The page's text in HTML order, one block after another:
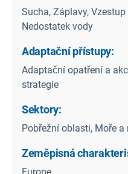
Sucha, Záplavy,
Nedostatek vody
Adaptační přístupy:
Adaptační opatření a
strategie
Sektory:
Pobřežní oblasti, Moře a
Zeměpisná